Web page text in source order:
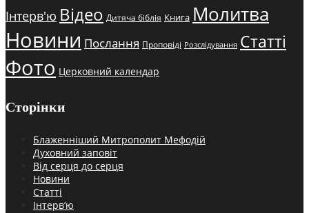
Інтерв'ю Відео Дитяча біблія Книга Молитва
Новини Послання Проповіді Розслідування Статті
Фото Церковний календар
Сторінки
Блаженніший Митрополит Мефодій
Духовний заповіт
Від серця до серця
Новини
Статті
Інтерв’ю